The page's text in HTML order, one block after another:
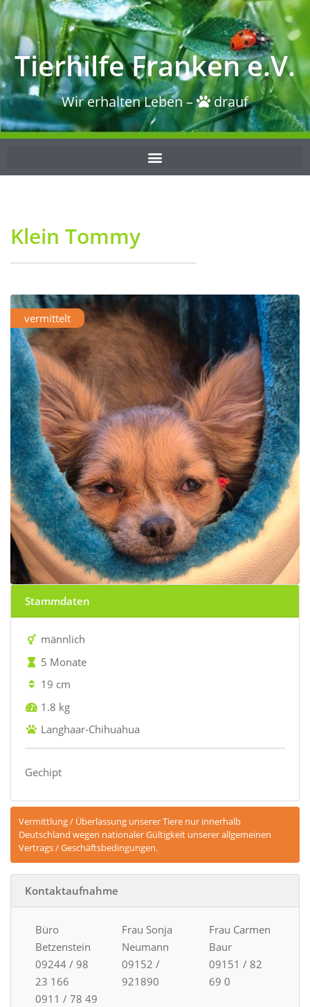
Tierhilfe Franken e.V.
Wir erhalten Leben – drauf
Klein Tommy
vermittelt
Stammdaten
männlich
5 Monate
19 cm
1.8 kg
Langhaar-Chihuahua
Gechipt
Vermittlung / Überlassung unserer Tiere nur innerhalb
Deutschland wegen nationaler Gültigkeit unserer allgemeinen
Vertrags / Geschäftsbedingungen.
Kontaktaufnahme
Büro
Betzenstein
09244 / 98
23 166
0911 / 78 49
Frau Sonja
Neumann
09152 /
921890
Frau Carmen
Baur
09151 / 82
69 0